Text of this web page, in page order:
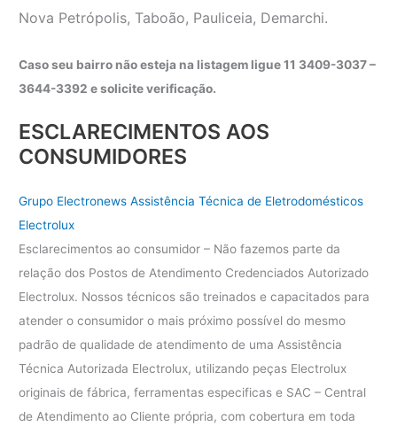
Nova Petrópolis, Taboão, Pauliceia, Demarchi.
Caso seu bairro não esteja na listagem ligue 11 3409-3037 –
3644-3392 e solicite verificação.
ESCLARECIMENTOS AOS
CONSUMIDORES
Grupo Electronews Assistência Técnica de Eletrodomésticos
Electrolux
Esclarecimentos ao consumidor – Não fazemos parte da
relação dos Postos de Atendimento Credenciados Autorizado
Electrolux. Nossos técnicos são treinados e capacitados para
atender o consumidor o mais próximo possível do mesmo
padrão de qualidade de atendimento de uma Assistência
Técnica Autorizada Electrolux, utilizando peças Electrolux
originais de fábrica, ferramentas especificas e SAC – Central
de Atendimento ao Cliente própria, com cobertura em toda